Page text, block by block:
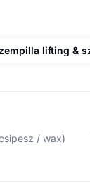
/ wax)